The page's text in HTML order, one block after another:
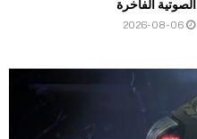
الصوتية الفاخرة
2026-08-06